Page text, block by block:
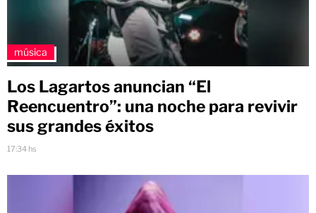
música
Los Lagartos anuncian “El
Reencuentro”: una noche para revivir
sus grandes éxitos
17:34 hs